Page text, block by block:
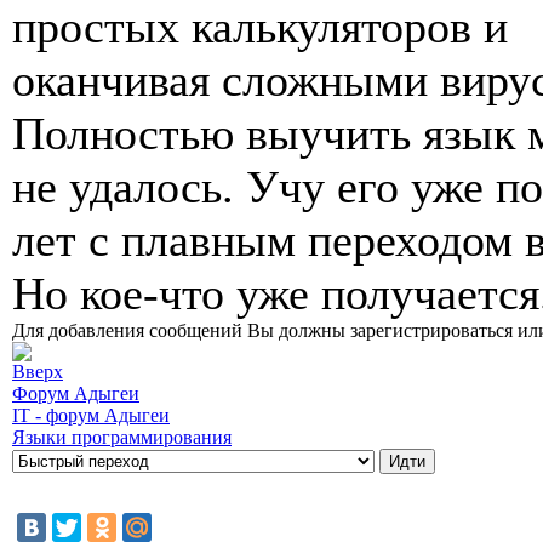
простых калькуляторов и
оканчивая сложными
Полностью выучить язык
не удалось. Учу его уже
лет с плавным переходом
Но кое-что уже
Для добавления сообщений Вы должны зарегистрироваться
Форум Адыгеи
IT - форум Адыгеи
Языки программирования